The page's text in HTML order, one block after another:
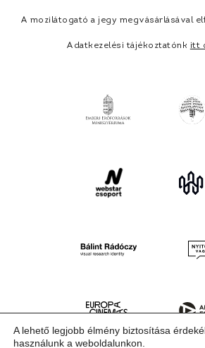
A mozilátogató a jegy megvásárlásával
Adatkezelési tájékoztatónk itt
A lehető legjobb élmény biztosítása
használunk a weboldalunkon.